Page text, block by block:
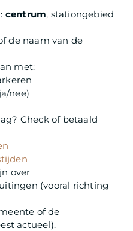
centrum, stationgebied
de naam van de
met:
nee)
Check of betaald
over
(vooral richting
of de
actueel).